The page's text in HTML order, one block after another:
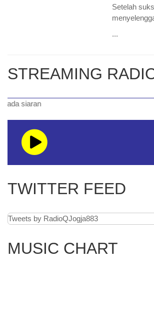
Setelah
...
STREAMING
siaran
TWITTER FEED
Tweets by RadioQJogja883
MUSIC CHART